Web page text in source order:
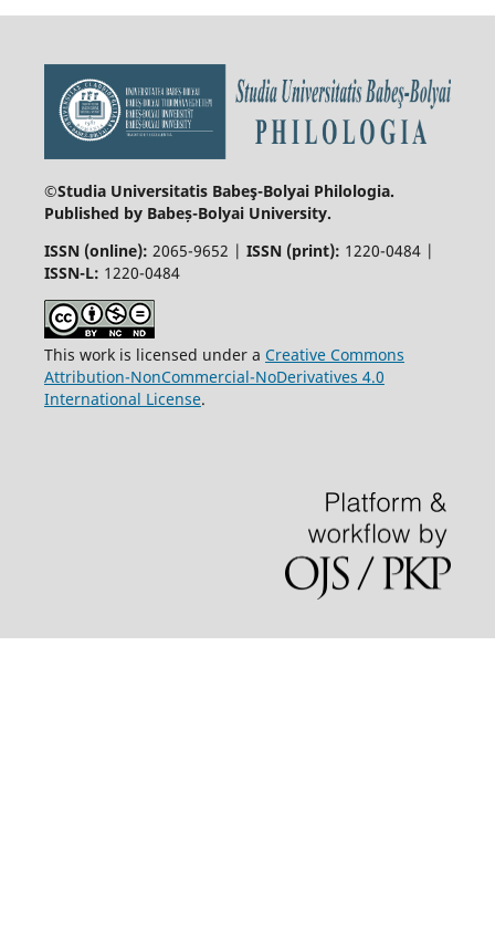
©Studia Universitatis Babeş-Bolyai Philologia.
Published by Babeș-Bolyai University.
ISSN (online): 2065-9652 | ISSN (print): 1220-0484 |
ISSN-L: 1220-0484
This work is licensed under a Creative Commons
Attribution-NonCommercial-NoDerivatives 4.0
International License.